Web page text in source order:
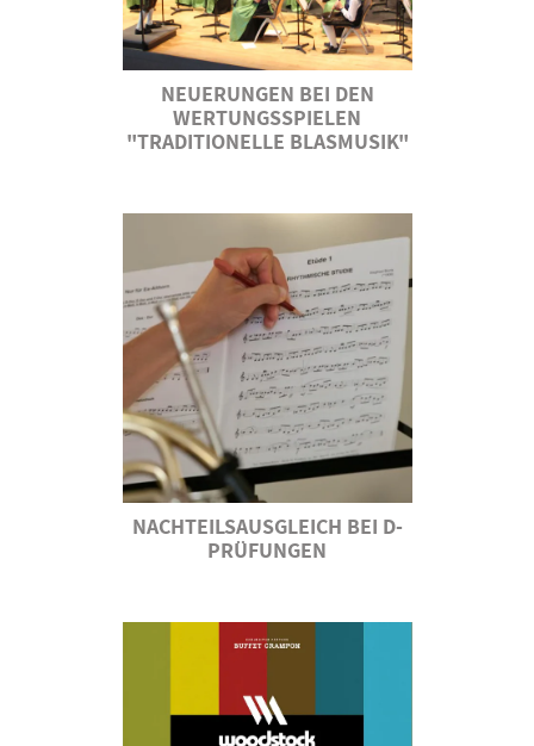
NEUERUNGEN BEI DEN
WERTUNGSSPIELEN
"TRADITIONELLE BLASMUSIK"
NACHTEILSAUSGLEICH BEI D-
PRÜFUNGEN